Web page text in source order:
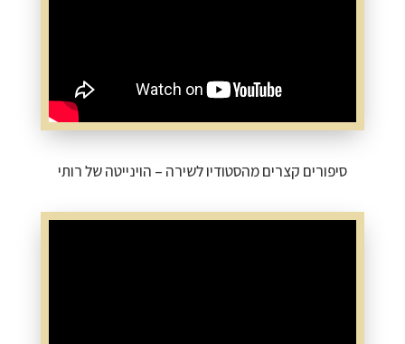
סיפורים קצרים מהסטודיו לשירה – הוינייטה של רותי